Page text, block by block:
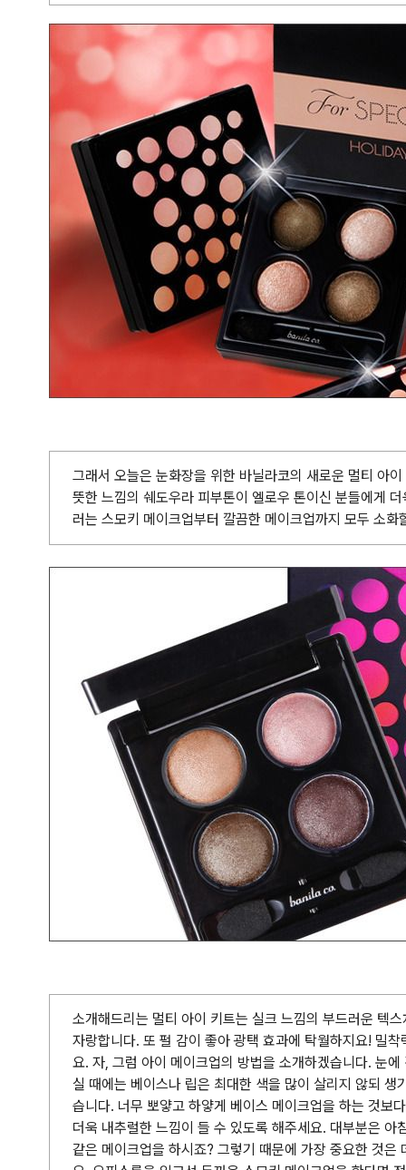
그래서 오늘은 눈화장을 위한 바닐라코의 새로운 멀티 아
뜻한 느낌의 쉐도우라 피부톤이 엘로우 톤이신 분들에게
러는 스모키 메이크업부터 깔끔한 메이크업까지 모두 소화
소개해드리는 멀티 아이 키트는 실크 느낌의 부드러운 텍
자랑합니다. 또 펄 감이 좋아 광택 효과에 탁월하지요! 밀
요. 자, 그럼 아이 메이크업의 방법을 소개하겠습니다. 눈
실 때에는 베이스나 립은 최대한 색을 많이 살리지 않되 생
습니다. 너무 뽀얗고 하얗게 베이스 메이크업을 하는 것보
더욱 내추럴한 느낌이 들 수 있도록 해주세요. 대부분은 아
같은 메이크업을 하시죠? 그렇기 때문에 가장 중요한 것은